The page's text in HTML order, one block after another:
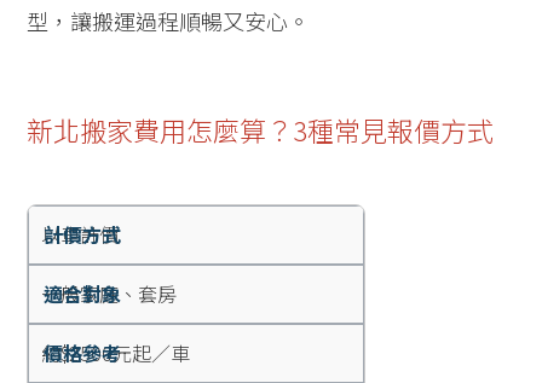
型，讓搬運過程順暢又安心。
新北搬家費用怎麼算？3種常見報價方式
以車計價
一般家庭、套房
約$2500元起／車